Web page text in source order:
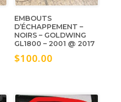
EMBOUTS
D’ÉCHAPPEMENT –
NOIRS – GOLDWING
GL1800 – 2001 @ 2017
$100.00